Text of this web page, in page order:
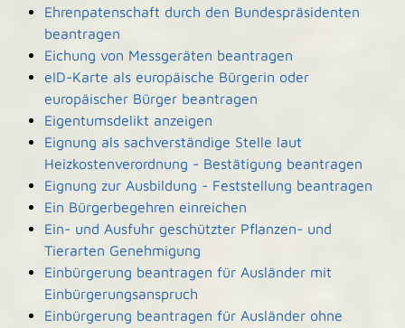
Ehrenpatenschaft durch den Bundespräsidenten
beantragen
Eichung von Messgeräten beantragen
eID-Karte als europäische Bürgerin oder
europäischer Bürger beantragen
Eigentumsdelikt anzeigen
Eignung als sachverständige Stelle laut
Heizkostenverordnung - Bestätigung beantragen
Eignung zur Ausbildung - Feststellung beantragen
Ein Bürgerbegehren einreichen
Ein- und Ausfuhr geschützter Pflanzen- und
Tierarten Genehmigung
Einbürgerung beantragen für Ausländer mit
Einbürgerungsanspruch
Einbürgerung beantragen für Ausländer ohne